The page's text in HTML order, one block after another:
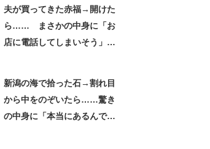
夫が買ってきた赤福→開けた
ら…… まさかの中身に「お
店に電話してしまいそう」
新潟の海で拾った石→割れ目
から中をのぞいたら……驚き
の中身に「本当にあるんです